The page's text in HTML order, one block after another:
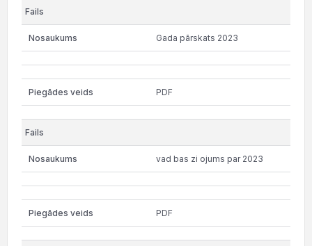
Gada pārskats 2023
PDF
vad bas zi ojums par 2023
PDF